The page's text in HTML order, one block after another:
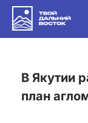
в Якутии разрабатывают мастер-
план